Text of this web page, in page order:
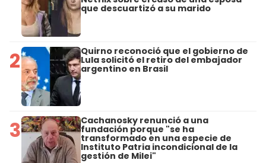
que descuartizó a su marido
2 Quirno reconoció que el gobierno de
Lula solicitó el retiro del embajador
argentino en Brasil
3 Cachanosky renunció a una
fundación porque "se ha
transformado en una especie de
Instituto Patria incondicional de la
gestión de Milei"